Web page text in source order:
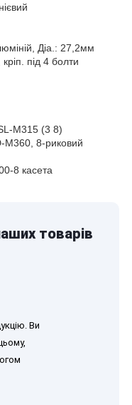
Діа.: 27,2мм
під 4 болти
M315 (3 8)
M360, 8-риковий
8 касета
товарів
Ви